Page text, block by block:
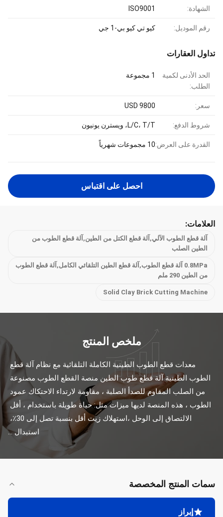
الشهادة: ISO9001
رقم الموديل: كيو تي كيو بي-1 جي
تداول العقارات
الحد الأدنى لكمية
الطلب:
1 مجموعة
سعر: USD 9800
شروط الدفع: L/C، T/T، ويسترن يونيون
القدرة على العرض:10 مجموعات شهرياً
احصل على اقتباس
العلامات:
آلة قطع الطوب الآلي,آلة قطع الكتل من الطين,آلة قطع الطوب من
الطين الصلب
0.8MPa آلة قطع الطوب,آلة قطع الطين التلقائي الكامل,آلة قطع الطوب
من الطين 290 ملم
Solid Clay Brick Cutting Machine
ملخص المنتج
استبدال ...
سمات المنتج المخصصة
إبراز